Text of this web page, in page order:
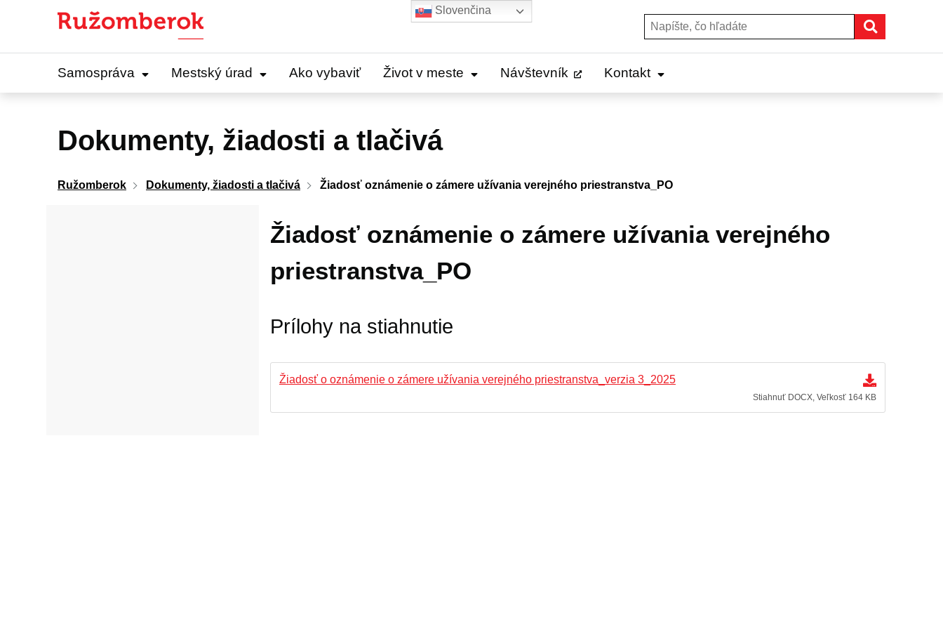
Hľadať:
Samospráva Mestský úrad Ako vybaviť Život v meste Návštevník Kontakt
Dokumenty, žiadosti a tlačivá
Ružomberok Dokumenty, žiadosti a tlačivá Žiadosť oznámenie o zámere užívania verejného priestranstva_PO
Žiadosť oznámenie o zámere užívania verejného
priestranstva_PO
Prílohy na stiahnutie
Žiadosť o oznámenie o zámere užívania verejného priestranstva_verzia 3_2025
Stiahnuť DOCX, Veľkosť 164 KB
Slovenčina